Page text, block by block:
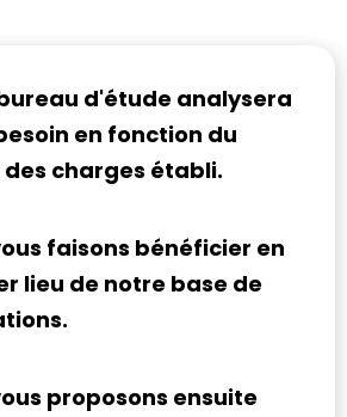
d'étude analysera
en fonction du
charges établi.
faisons bénéficier en
lieu de notre base de
proposons ensuite